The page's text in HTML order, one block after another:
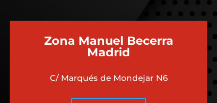
Zona Manuel Becerra
Madrid
C/ Marqués de Mondejar N6